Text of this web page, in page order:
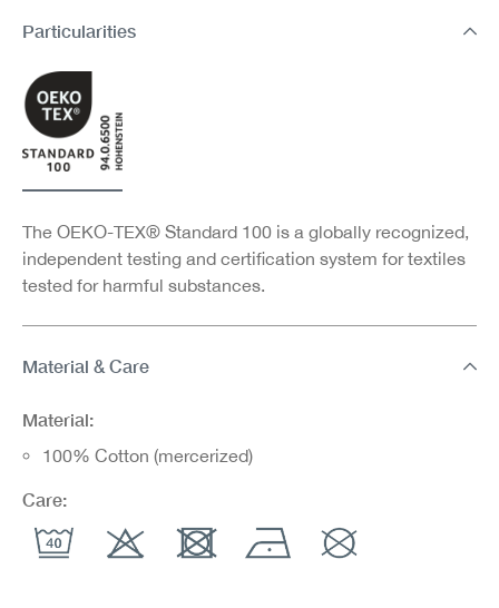
Particularities
The OEKO-TEX® Standard 100 is a globally recognized,
independent testing and certification system for textiles
tested for harmful substances.
Material & Care
Material:
100% Cotton (mercerized)
Care: